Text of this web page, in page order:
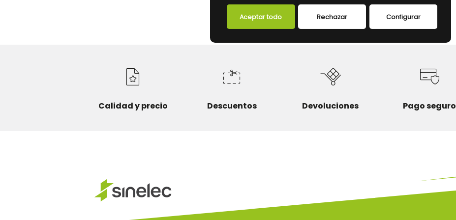
Configurar
Rechazar
Aceptar todo
FICHA TÉCNICA
Calidad y precio Descuentos Devoluciones Pago seguro